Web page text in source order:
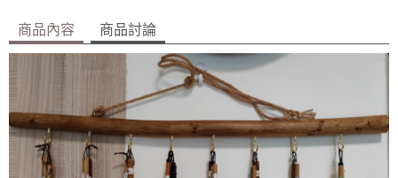
商品內容 商品討論